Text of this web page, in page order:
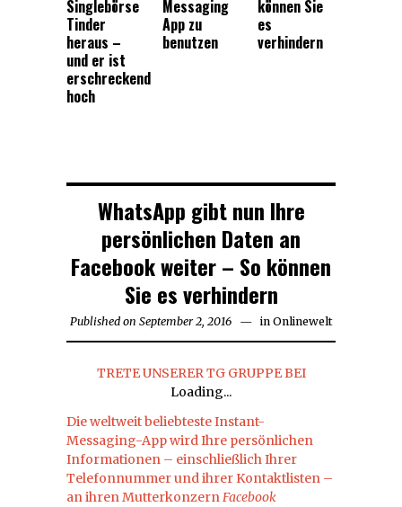
Singlebörse
Tinder
heraus –
und er ist
erschreckend
hoch
Messaging
App zu
benutzen
können Sie
es
verhindern
WhatsApp gibt nun Ihre
persönlichen Daten an
Facebook weiter – So können
Sie es verhindern
Published on September 2, 2016September
23,
in Onlinewelt
TRETE UNSERER TG GRUPPE BEI
Loading...
Die weltweit beliebteste Instant-
Messaging-App wird Ihre persönlichen
Informationen – einschließlich Ihrer
Telefonnummer und ihrer Kontaktlisten –
an ihren MutterkonzernFacebook